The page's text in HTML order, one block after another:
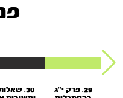
29. פרק י''ג
30.